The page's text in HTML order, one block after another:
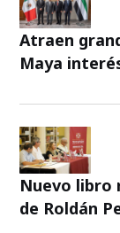
Atraen
Maya
Nuevo libro
de Roldán